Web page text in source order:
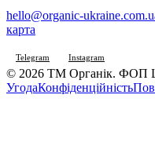
hello@organic-
карта
Telegram Instagram
© 2026 ТМ Органік. ФОП
УгодаКонфіденційність